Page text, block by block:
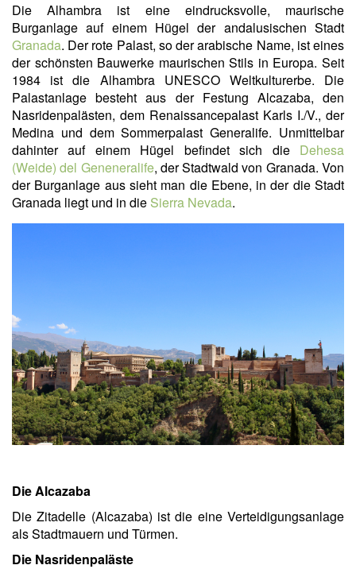
Die Alhambra ist eine eindrucksvolle, maurische
Burganlage auf einem Hügel der andalusischen Stadt
Granada. Der rote Palast, so der arabische Name, ist eines
der schönsten Bauwerke maurischen Stils in Europa. Seit
1984 ist die Alhambra UNESCO Weltkulturerbe. Die
Palastanlage besteht aus der Festung Alcazaba, den
Nasridenpalästen, dem Renaissancepalast Karls I./V., der
Medina und dem Sommerpalast Generalife. Unmittelbar
dahinter auf einem Hügel befindet sich die Dehesa
(Weide) del Geneneralife, der Stadtwald von Granada. Von
der Burganlage aus sieht man die Ebene, in der die Stadt
Granada liegt und in die Sierra Nevada.
Die Alcazaba
Die Zitadelle (Alcazaba) ist die eine Verteidigungsanlage
als Stadtmauern und Türmen.
Die Nasridenpaläste